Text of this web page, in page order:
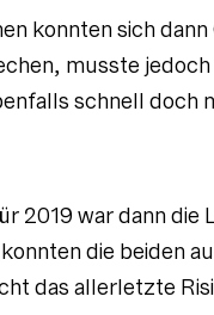
konnten sich
musste
schnell doch
2019 war dann
die beiden
das allerletzte